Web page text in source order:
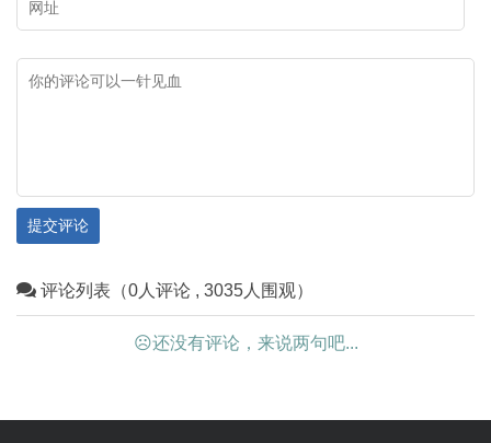
提交评论
评论列表（0人评论 , 3035人围观）
☹还没有评论，来说两句吧...